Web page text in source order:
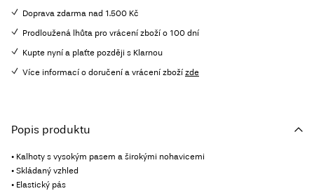
Doprava zdarma nad 1.500 Kč
Prodloužená lhůta pro vrácení zboží o 100 dní
Kupte nyní a plaťte později s Klarnou
Více informací o doručení a vrácení zboží zde
Popis produktu
• Kalhoty s vysokým pasem a širokými nohavicemi
• Skládaný vzhled
• Elastický pás